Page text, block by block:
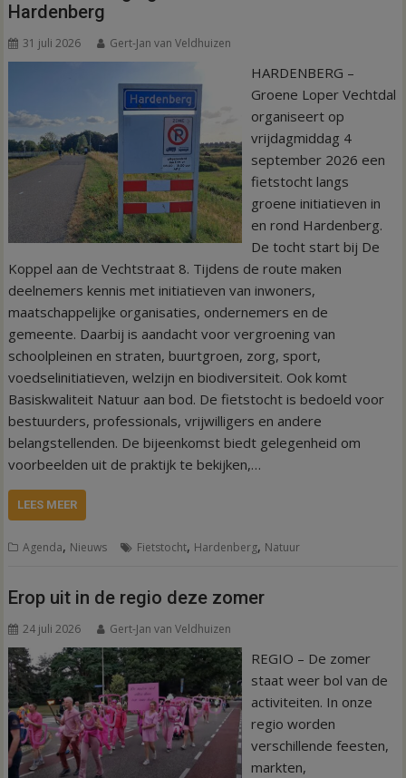
Hardenberg
31 juli 2026 Gert-Jan van Veldhuizen
HARDENBERG –
Groene Loper Vechtdal
organiseert op
vrijdagmiddag 4
september 2026 een
fietstocht langs
groene initiatieven in
en rond Hardenberg.
De tocht start bij De
Koppel aan de Vechtstraat 8. Tijdens de route maken
deelnemers kennis met initiatieven van inwoners,
maatschappelijke organisaties, ondernemers en de
gemeente. Daarbij is aandacht voor vergroening van
schoolpleinen en straten, buurtgroen, zorg, sport,
voedselinitiatieven, welzijn en biodiversiteit. Ook komt
Basiskwaliteit Natuur aan bod. De fietstocht is bedoeld voor
bestuurders, professionals, vrijwilligers en andere
belangstellenden. De bijeenkomst biedt gelegenheid om
voorbeelden uit de praktijk te bekijken,…
LEES MEER
Agenda, Nieuws Fietstocht, Hardenberg, Natuur
Erop uit in de regio deze zomer
24 juli 2026 Gert-Jan van Veldhuizen
REGIO – De zomer
staat weer bol van de
activiteiten. In onze
regio worden
verschillende feesten,
markten,